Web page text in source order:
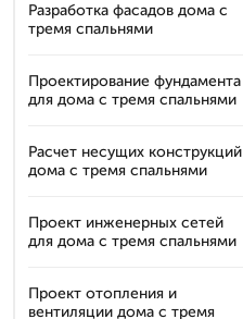
Разработка фасадов дома с
тремя спальнями
Проектирование фундамента
для дома с тремя спальнями
Расчет несущих конструкций
дома с тремя спальнями
Проект инженерных сетей
для дома с тремя спальнями
Проект отопления и
вентиляции дома с тремя